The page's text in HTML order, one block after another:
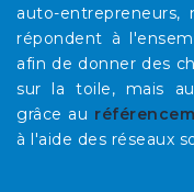
auto-entrepreneurs,
répondent à
afin de donner des
sur la toile, mais
grâce au
à l'aide des réseaux